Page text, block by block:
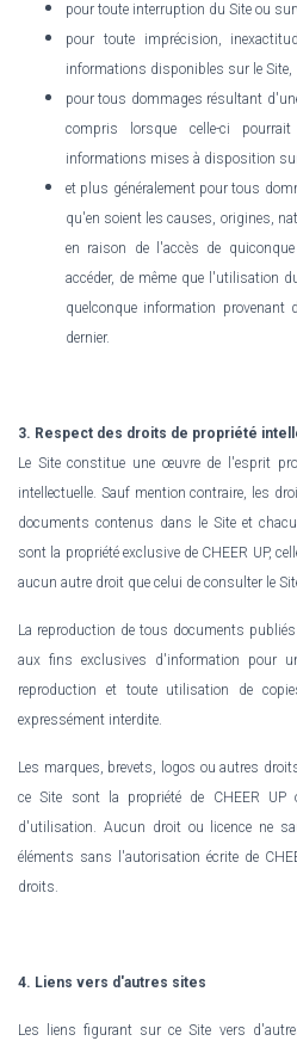
pour toute interruption du Site ou
pour toute imprécision,
informations disponibles sur le Site,
pour tous dommages résultant
compris lorsque celle-ci
informations mises à disposition
et plus généralement pour tous
qu'en soient les causes, origines,
en raison de l'accès de
accéder, de même que l'utilisation
quelconque information provenant
dernier.
3. Respect des droits de propriété
Le Site constitue une œuvre de l'esprit
intellectuelle. Sauf mention contraire, les
documents contenus dans le Site et
sont la propriété exclusive de CHEER UP,
aucun autre droit que celui de consulter le
La reproduction de tous documents
aux fins exclusives d'information pour
reproduction et toute utilisation de
expressément interdite.
Les marques, brevets, logos ou autres
ce Site sont la propriété de CHEER
d'utilisation. Aucun droit ou licence ne
éléments sans l'autorisation écrite de
droits.
4. Liens vers d'autres sites
Les liens figurant sur ce Site vers